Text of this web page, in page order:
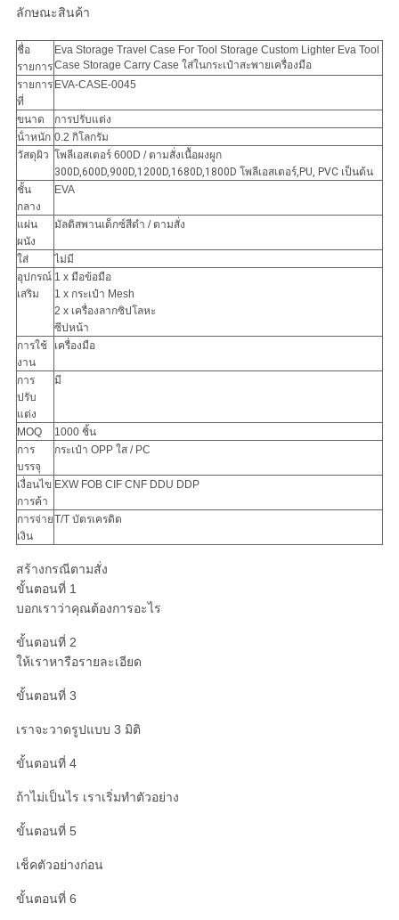
ลักษณะสินค้า
ชื่อ
รายการ
Eva Storage Travel Case For Tool Storage Custom Lighter Eva Tool
Case Storage Carry Case ใส่ในกระเป๋าสะพายเครื่องมือ
รายการ
ที่
EVA-CASE-0045
ขนาด
การปรับแต่ง
น้ําหนัก 0.2 กิโลกรัม
วัสดุผิว โพลีเอสเตอร์ 600D / ตามสั่งเนื้อผงผูก
300D,600D,900D,1200D,1680D,1800D โพลีเอสเตอร์,PU, PVC เป็นต้น
ชั้น
กลาง
EVA
แผ่น
ผนัง
มัลติสพานเด็กซ์สีดํา / ตามสั่ง
ใส่
ไม่มี
อุปกรณ์
เสริม
1 x มือข้อมือ
1 x กระเป๋า Mesh
2 x เครื่องลากซิปโลหะ
ซีปหน้า
การใช้
งาน
เครื่องมือ
การ
ปรับ
แต่ง
มี
MOQ
1000 ชิ้น
การ
บรรจุ
กระเป๋า OPP ใส / PC
เงื่อนไข
การค้า
EXW FOB CIF CNF DDU DDP
การจ่าย
เงิน
T/T บัตรเครดิต
สร้างกรณีตามสั่ง
ขั้นตอนที่ 1
บอกเราว่าคุณต้องการอะไร
ขั้นตอนที่ 2
ให้เราหารือรายละเอียด
ขั้นตอนที่ 3
เราจะวาดรูปแบบ 3 มิติ
ขั้นตอนที่ 4
ถ้าไม่เป็นไร เราเริ่มทําตัวอย่าง
ขั้นตอนที่ 5
เช็คตัวอย่างก่อน
ขั้นตอนที่ 6